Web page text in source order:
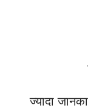
ज्यादा